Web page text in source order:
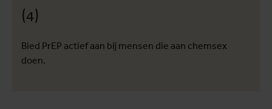
(4)
Bied PrEP actief aan bij mensen die aan chemsex
doen.